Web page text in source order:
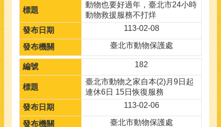
動物也要好過年，臺北市24小時
動物救援服務不打烊
113-02-08
臺北市動物保護處
182
臺北市動物之家自本(2)月9日起
連休6日 15日恢復服務
113-02-06
臺北市動物保護處